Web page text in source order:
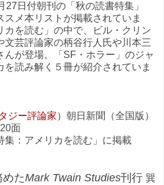
日付朝刊の「秋の読書特集」
スメ本リストが掲載されていま
を読む」の中で、ビル・クリン
文芸評論家の柄谷行人氏や川本三
んが登場。「SF・ホラー」のジャ
を読み解く５冊が紹介されていま
ジー評論家） 朝日新聞（全国版）
面
：アメリカを読む」に掲載
たMark Twain Studies刊行 巽